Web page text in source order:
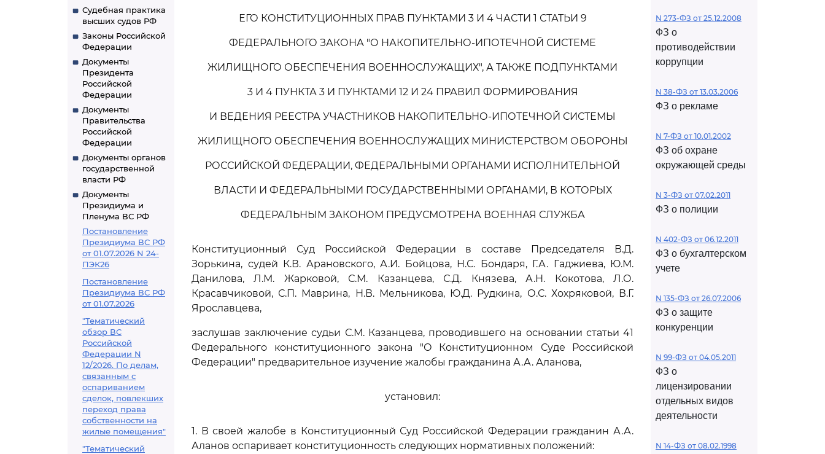
Судебная практика
высших судов РФ
Законы Российской
Федерации
Документы
Президента
Российской
Федерации
Документы
Правительства
Российской
Федерации
Документы органов
государственной
власти РФ
Документы
Президиума и
Пленума ВС РФ
Постановление
Президиума ВС РФ
от 01.07.2026 N 24-
ПЭК26
Постановление
Президиума ВС РФ
от 01.07.2026
"Тематический
обзор ВС
Российской
Федерации N
12/2026. По делам,
связанным с
оспариванием
сделок, повлекших
переход права
собственности на
жилые помещения"
"Тематический
ЕГО КОНСТИТУЦИОННЫХ ПРАВ ПУНКТАМИ 3 И 4 ЧАСТИ 1 СТАТЬИ 9
ФЕДЕРАЛЬНОГО ЗАКОНА "О НАКОПИТЕЛЬНО-ИПОТЕЧНОЙ СИСТЕМЕ
ЖИЛИЩНОГО ОБЕСПЕЧЕНИЯ ВОЕННОСЛУЖАЩИХ", А ТАКЖЕ ПОДПУНКТАМИ
3 И 4 ПУНКТА 3 И ПУНКТАМИ 12 И 24 ПРАВИЛ ФОРМИРОВАНИЯ
И ВЕДЕНИЯ РЕЕСТРА УЧАСТНИКОВ НАКОПИТЕЛЬНО-ИПОТЕЧНОЙ СИСТЕМЫ
ЖИЛИЩНОГО ОБЕСПЕЧЕНИЯ ВОЕННОСЛУЖАЩИХ МИНИСТЕРСТВОМ ОБОРОНЫ
РОССИЙСКОЙ ФЕДЕРАЦИИ, ФЕДЕРАЛЬНЫМИ ОРГАНАМИ ИСПОЛНИТЕЛЬНОЙ
ВЛАСТИ И ФЕДЕРАЛЬНЫМИ ГОСУДАРСТВЕННЫМИ ОРГАНАМИ, В КОТОРЫХ
ФЕДЕРАЛЬНЫМ ЗАКОНОМ ПРЕДУСМОТРЕНА ВОЕННАЯ СЛУЖБА
Конституционный Суд Российской Федерации в составе Председателя В.Д.
Зорькина, судей К.В. Арановского, А.И. Бойцова, Н.С. Бондаря, Г.А. Гаджиева, Ю.М.
Данилова, Л.М. Жарковой, С.М. Казанцева, С.Д. Князева, А.Н. Кокотова, Л.О.
Красавчиковой, С.П. Маврина, Н.В. Мельникова, Ю.Д. Рудкина, О.С. Хохряковой, В.Г.
Ярославцева,
заслушав заключение судьи С.М. Казанцева, проводившего на основании статьи 41
Федерального конституционного закона "О Конституционном Суде Российской
Федерации" предварительное изучение жалобы гражданина А.А. Аланова,
установил:
1. В своей жалобе в Конституционный Суд Российской Федерации гражданин А.А.
Аланов оспаривает конституционность следующих нормативных положений:
N 273-ФЗ от 25.12.2008
ФЗ о
противодействии
коррупции
N 38-ФЗ от 13.03.2006
ФЗ о рекламе
N 7-ФЗ от 10.01.2002
ФЗ об охране
окружающей среды
N 3-ФЗ от 07.02.2011
ФЗ о полиции
N 402-ФЗ от 06.12.2011
ФЗ о бухгалтерском
учете
N 135-ФЗ от 26.07.2006
ФЗ о защите
конкуренции
N 99-ФЗ от 04.05.2011
ФЗ о
лицензировании
отдельных видов
деятельности
N 14-ФЗ от 08.02.1998